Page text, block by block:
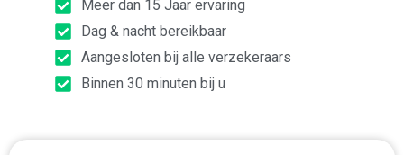
Meer dan 15 Jaar ervaring
Dag & nacht bereikbaar
Aangesloten bij alle verzekeraars
Binnen 30 minuten bij u